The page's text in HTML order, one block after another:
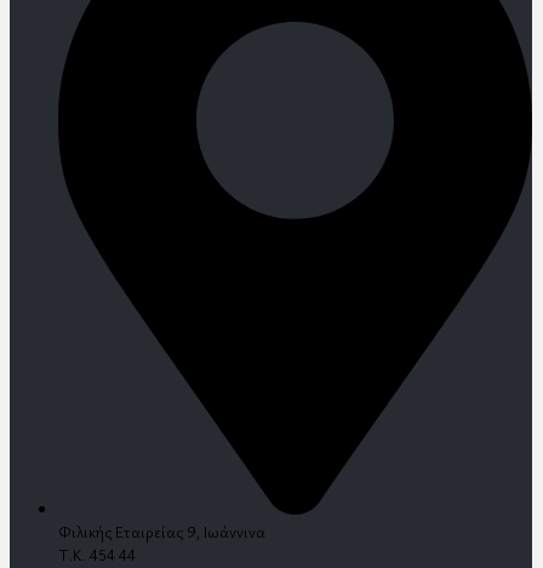
Φιλικής Εταιρείας 9, Ιωάννινα
Τ.Κ. 454 44